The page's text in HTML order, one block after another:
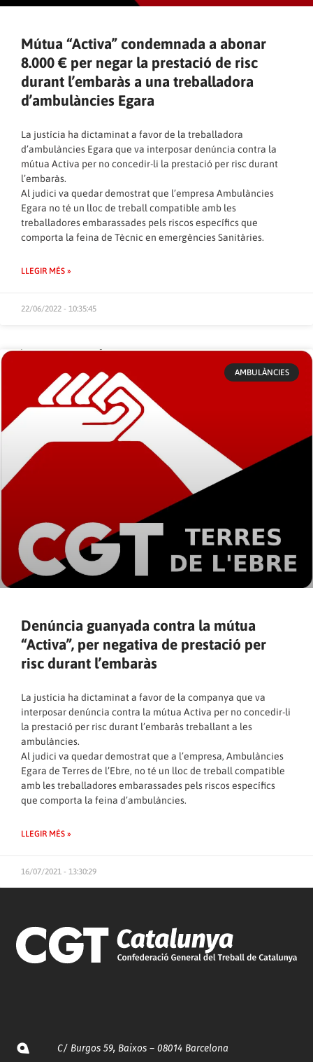
Mútua “Activa” condemnada a abonar
8.000 € per negar la prestació de risc
durant l’embaràs a una treballadora
d’ambulàncies Egara
La justícia ha dictaminat a favor de la treballadora
d’ambulàncies Egara que va interposar denúncia contra la
mútua Activa per no concedir-li la prestació per risc durant
l’embaràs.
Al judici va quedar demostrat que l’empresa Ambulàncies
Egara no té un lloc de treball compatible amb les
treballadores embarassades pels riscos específics que
comporta la feina de Tècnic en emergències Sanitàries.
LLEGIR MÉS »
22/06/2022 - 10:35:45
AMBULÀNCIES
Denúncia guanyada contra la mútua
“Activa”, per negativa de prestació per
risc durant l’embaràs
La justícia ha dictaminat a favor de la companya que va
interposar denúncia contra la mútua Activa per no concedir-li
la prestació per risc durant l’embaràs treballant a les
ambulàncies.
Al judici va quedar demostrat que a l’empresa, Ambulàncies
Egara de Terres de l’Ebre, no té un lloc de treball compatible
amb les treballadores embarassades pels riscos específics
que comporta la feina d’ambulàncies.
LLEGIR MÉS »
16/07/2021 - 13:30:29
C/ Burgos 59, Baixos – 08014 Barcelona